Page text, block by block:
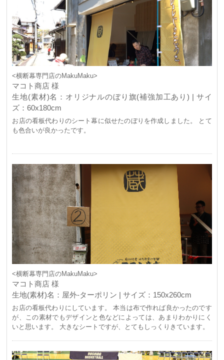
<横断幕専門店のMakuMaku>
マコト商店 様
生地(素材)名：オリジナルのぼり旗(補強加工あり) | サイ
ズ：60x180cm
お店の看板代わりのシート幕に似せたのぼりを作成しました。 とて
も色合いが良かったです。
<横断幕専門店のMakuMaku>
マコト商店 様
生地(素材)名：屋外-ターポリン | サイズ：150x260cm
お店の看板代わりにしています。 本当は布で作れば良かったのです
が、この素材でもデザインと色などによっては、あまりわかりにく
いと思います。 大きなシートですが、とてもしっくりきています。